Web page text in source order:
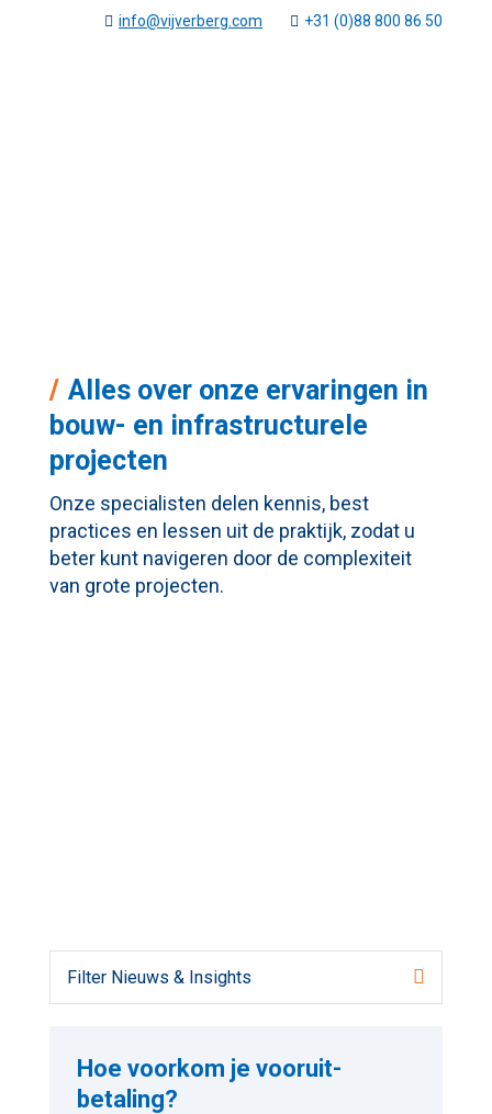
info@vijverberg.com +31 (0)88 800 86 50
Alles over onze ervaringen in
bouw- en infrastructurele
projecten
Onze specialisten delen kennis, best
practices en lessen uit de praktijk, zodat u
beter kunt navigeren door de complexiteit
van grote projecten.
Filter Nieuws & Insights
Hoe voorkom je vooruit­
betaling?